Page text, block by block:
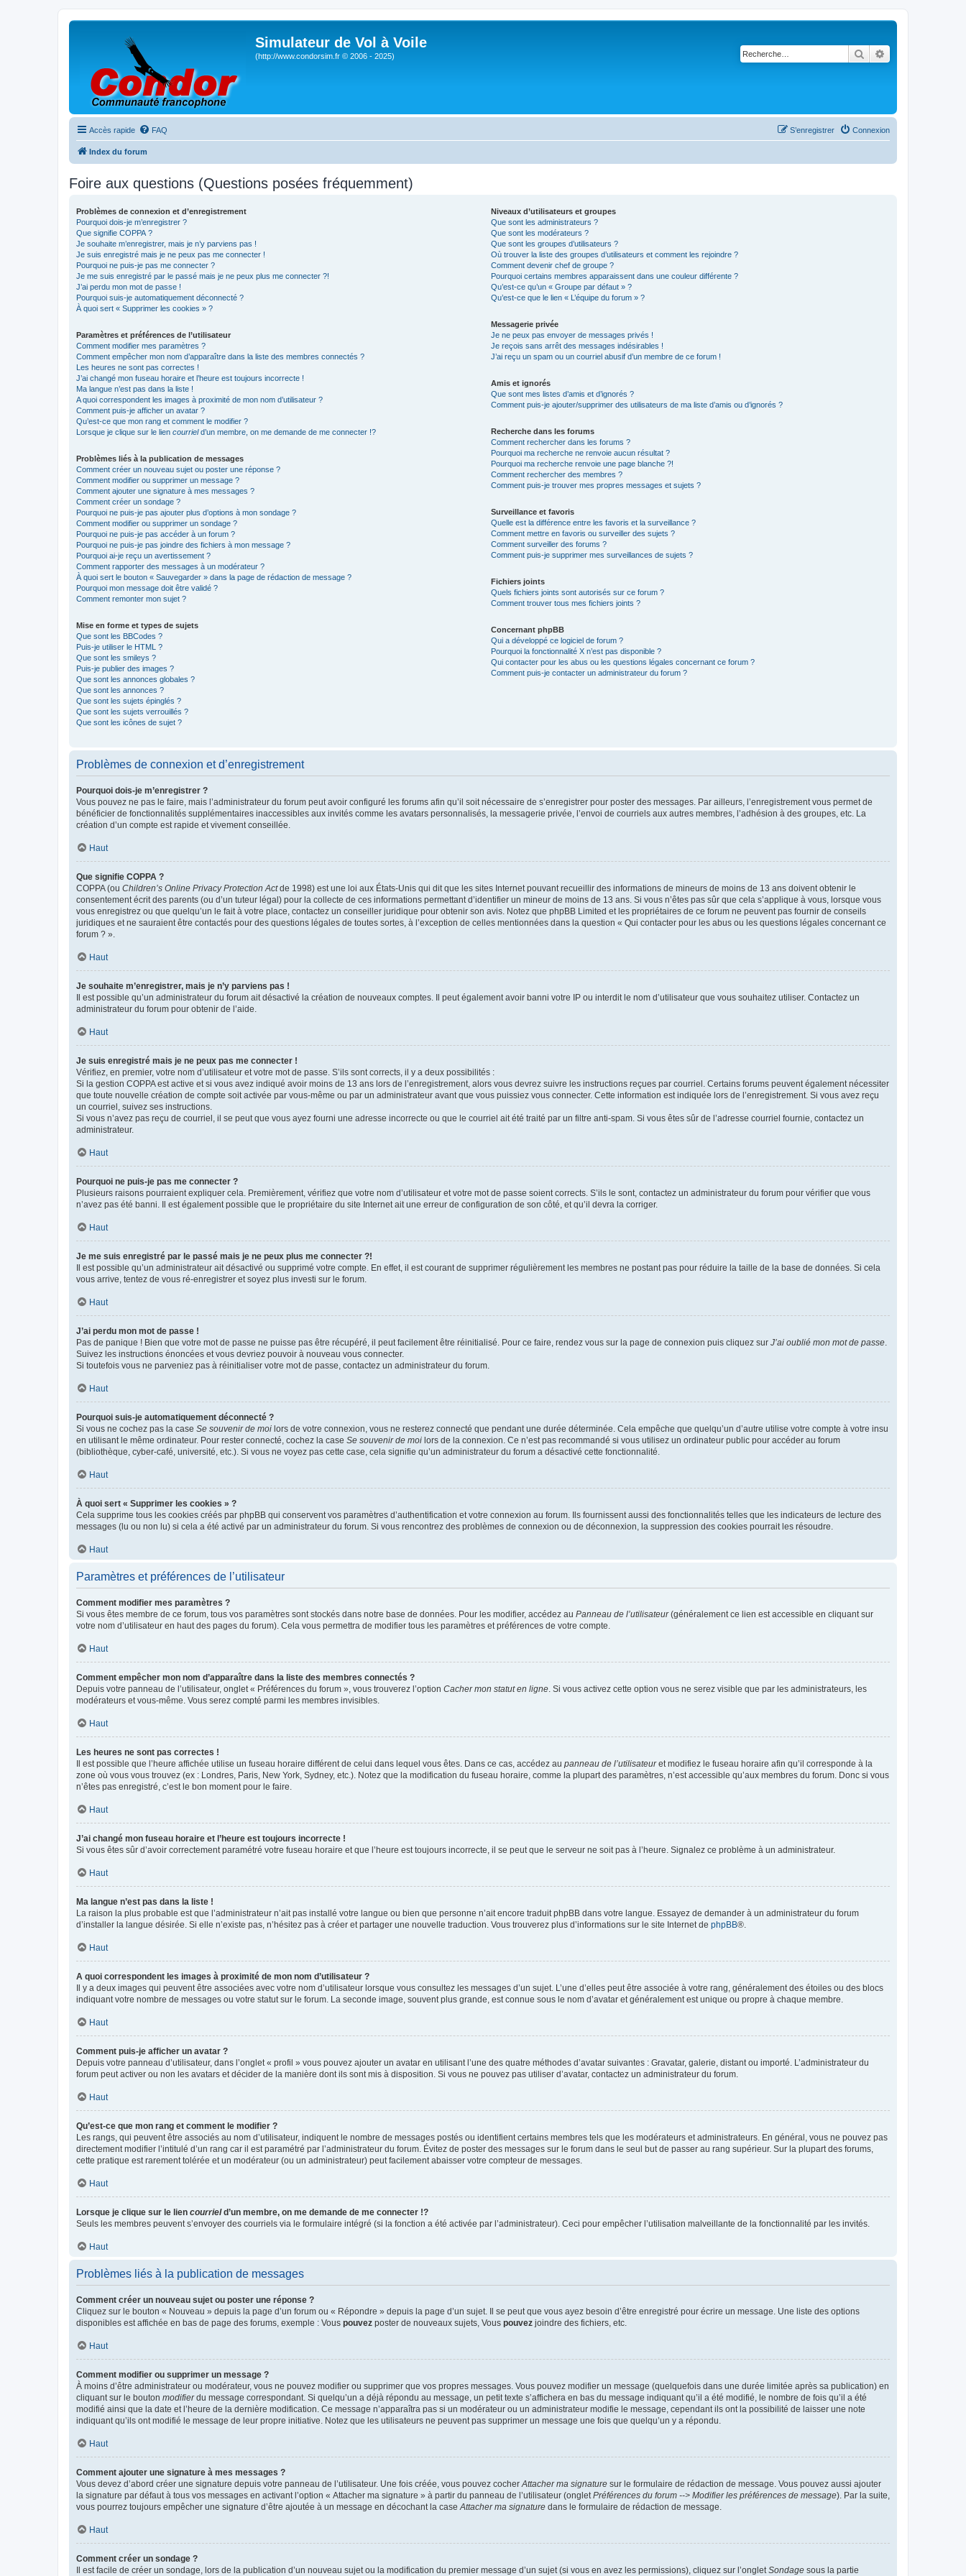
Simulateur de Vol à Voile
(http://www.condorsim.fr © 2006 - 2025) Rechercher
Accès rapide FAQ Connexion
S’enregistrer
Index du forum
Foire aux questions (Questions posées fréquemment)
Problèmes de connexion et d’enregistrement
Pourquoi dois-je m’enregistrer ?
Que signifie COPPA ?
Je souhaite m’enregistrer, mais je n’y parviens pas !
Je suis enregistré mais je ne peux pas me connecter !
Pourquoi ne puis-je pas me connecter ?
Je me suis enregistré par le passé mais je ne peux plus me connecter ?!
J’ai perdu mon mot de passe !
Pourquoi suis-je automatiquement déconnecté ?
À quoi sert « Supprimer les cookies » ?
Paramètres et préférences de l’utilisateur
Comment modifier mes paramètres ?
Comment empêcher mon nom d’apparaître dans la liste des membres connectés ?
Les heures ne sont pas correctes !
J’ai changé mon fuseau horaire et l’heure est toujours incorrecte !
Ma langue n’est pas dans la liste !
A quoi correspondent les images à proximité de mon nom d’utilisateur ?
Comment puis-je afficher un avatar ?
Qu’est-ce que mon rang et comment le modifier ?
Lorsque je clique sur le lien courrield’un membre, on me demande de me connecter !?
Problèmes liés à la publication de messages
Comment créer un nouveau sujet ou poster une réponse ?
Comment modifier ou supprimer un message ?
Comment ajouter une signature à mes messages ?
Comment créer un sondage ?
Pourquoi ne puis-je pas ajouter plus d’options à mon sondage ?
Comment modifier ou supprimer un sondage ?
Pourquoi ne puis-je pas accéder à un forum ?
Pourquoi ne puis-je pas joindre des fichiers à mon message ?
Pourquoi ai-je reçu un avertissement ?
Comment rapporter des messages à un modérateur ?
À quoi sert le bouton « Sauvegarder » dans la page de rédaction de message ?
Pourquoi mon message doit être validé ?
Comment remonter mon sujet ?
Mise en forme et types de sujets
Que sont les BBCodes ?
Puis-je utiliser le HTML ?
Que sont les smileys ?
Puis-je publier des images ?
Que sont les annonces globales ?
Que sont les annonces ?
Que sont les sujets épinglés ?
Que sont les sujets verrouillés ?
Que sont les icônes de sujet ?
Niveaux d’utilisateurs et groupes
Que sont les administrateurs ?
Que sont les modérateurs ?
Que sont les groupes d’utilisateurs ?
Où trouver la liste des groupes d’utilisateurs et comment les rejoindre ?
Comment devenir chef de groupe ?
Pourquoi certains membres apparaissent dans une couleur différente ?
Qu’est-ce qu’un « Groupe par défaut » ?
Qu’est-ce que le lien « L’équipe du forum » ?
Messagerie privée
Je ne peux pas envoyer de messages privés !
Je reçois sans arrêt des messages indésirables !
J’ai reçu un spam ou un courriel abusif d’un membre de ce forum !
Amis et ignorés
Que sont mes listes d’amis et d’ignorés ?
Comment puis-je ajouter/supprimer des utilisateurs de ma liste d’amis ou d’ignorés ?
Recherche dans les forums
Comment rechercher dans les forums ?
Pourquoi ma recherche ne renvoie aucun résultat ?
Pourquoi ma recherche renvoie une page blanche ?!
Comment rechercher des membres ?
Comment puis-je trouver mes propres messages et sujets ?
Surveillance et favoris
Quelle est la différence entre les favoris et la surveillance ?
Comment mettre en favoris ou surveiller des sujets ?
Comment surveiller des forums ?
Comment puis-je supprimer mes surveillances de sujets ?
Fichiers joints
Quels fichiers joints sont autorisés sur ce forum ?
Comment trouver tous mes fichiers joints ?
Concernant phpBB
Qui a développé ce logiciel de forum ?
Pourquoi la fonctionnalité X n’est pas disponible ?
Qui contacter pour les abus ou les questions légales concernant ce forum ?
Comment puis-je contacter un administrateur du forum ?
Problèmes de connexion et d’enregistrement
Pourquoi dois-je m’enregistrer ?
Vous pouvez ne pas le faire, mais l’administrateur du forum peut avoir configuré les forums afin qu’il soit nécessaire de s’enregistrer pour poster des messages. Par ailleurs, l’enregistrement vous permet de
bénéficier de fonctionnalités supplémentaires inaccessibles aux invités comme les avatars personnalisés, la messagerie privée, l’envoi de courriels aux autres membres, l’adhésion à des groupes, etc. La
création d’un compte est rapide et vivement conseillée.
Haut
Que signifie COPPA ?
COPPA (ou Children’s Online Privacy Protection Actde 1998) est une loi aux États-Unis qui dit que les sites Internet pouvant recueillir des informations de mineurs de moins de 13 ans doivent obtenir le
consentement écrit des parents (ou d’un tuteur légal) pour la collecte de ces informations permettant d’identifier un mineur de moins de 13 ans. Si vous n’êtes pas sûr que cela s’applique à vous, lorsque vous
vous enregistrez ou que quelqu’un le fait à votre place, contactez un conseiller juridique pour obtenir son avis. Notez que phpBB Limited et les propriétaires de ce forum ne peuvent pas fournir de conseils
juridiques et ne sauraient être contactés pour des questions légales de toutes sortes, à l’exception de celles mentionnées dans la question « Qui contacter pour les abus ou les questions légales concernant ce
forum ? ».
Haut
Je souhaite m’enregistrer, mais je n’y parviens pas !
Il est possible qu’un administrateur du forum ait désactivé la création de nouveaux comptes. Il peut également avoir banni votre IP ou interdit le nom d’utilisateur que vous souhaitez utiliser. Contactez un
administrateur du forum pour obtenir de l’aide.
Haut
Je suis enregistré mais je ne peux pas me connecter !
Vérifiez, en premier, votre nom d’utilisateur et votre mot de passe. S’ils sont corrects, il y a deux possibilités :
Si la gestion COPPA est active et si vous avez indiqué avoir moins de 13 ans lors de l’enregistrement, alors vous devrez suivre les instructions reçues par courriel. Certains forums peuvent également nécessiter
que toute nouvelle création de compte soit activée par vous-même ou par un administrateur avant que vous puissiez vous connecter. Cette information est indiquée lors de l’enregistrement. Si vous avez reçu
un courriel, suivez ses instructions.
Si vous n’avez pas reçu de courriel, il se peut que vous ayez fourni une adresse incorrecte ou que le courriel ait été traité par un filtre anti-spam. Si vous êtes sûr de l’adresse courriel fournie, contactez un
administrateur.
Haut
Pourquoi ne puis-je pas me connecter ?
Plusieurs raisons pourraient expliquer cela. Premièrement, vérifiez que votre nom d’utilisateur et votre mot de passe soient corrects. S’ils le sont, contactez un administrateur du forum pour vérifier que vous
n’avez pas été banni. Il est également possible que le propriétaire du site Internet ait une erreur de configuration de son côté, et qu’il devra la corriger.
Haut
Je me suis enregistré par le passé mais je ne peux plus me connecter ?!
Il est possible qu’un administrateur ait désactivé ou supprimé votre compte. En effet, il est courant de supprimer régulièrement les membres ne postant pas pour réduire la taille de la base de données. Si cela
vous arrive, tentez de vous ré-enregistrer et soyez plus investi sur le forum.
Haut
J’ai perdu mon mot de passe !
Pas de panique ! Bien que votre mot de passe ne puisse pas être récupéré, il peut facilement être réinitialisé. Pour ce faire, rendez vous sur la page de connexion puis cliquez sur J’ai oublié mon mot de passe.
Suivez les instructions énoncées et vous devriez pouvoir à nouveau vous connecter.
Si toutefois vous ne parveniez pas à réinitialiser votre mot de passe, contactez un administrateur du forum.
Haut
Pourquoi suis-je automatiquement déconnecté ?
Si vous ne cochez pas la case Se souvenir de moi lors de votre connexion, vous ne resterez connecté que pendant une durée déterminée. Cela empêche que quelqu’un d’autre utilise votre compte à votre insu
en utilisant le même ordinateur. Pour rester connecté, cochez la case Se souvenir de moi lors de la connexion. Ce n’est pas recommandé si vous utilisez un ordinateur public pour accéder au forum
(bibliothèque, cyber-café, université, etc.). Si vous ne voyez pas cette case, cela signifie qu’un administrateur du forum a désactivé cette fonctionnalité.
Haut
À quoi sert « Supprimer les cookies » ?
Cela supprime tous les cookies créés par phpBB qui conservent vos paramètres d’authentification et votre connexion au forum. Ils fournissent aussi des fonctionnalités telles que les indicateurs de lecture des
messages (lu ou non lu) si cela a été activé par un administrateur du forum. Si vous rencontrez des problèmes de connexion ou de déconnexion, la suppression des cookies pourrait les résoudre.
Haut
Paramètres et préférences de l’utilisateur
Comment modifier mes paramètres ?
Si vous êtes membre de ce forum, tous vos paramètres sont stockés dans notre base de données. Pour les modifier, accédez au Panneau de l’utilisateur(généralement ce lien est accessible en cliquant sur
votre nom d’utilisateur en haut des pages du forum). Cela vous permettra de modifier tous les paramètres et préférences de votre compte.
Haut
Comment empêcher mon nom d’apparaître dans la liste des membres connectés ?
Depuis votre panneau de l’utilisateur, onglet « Préférences du forum », vous trouverez l’option Cacher mon statut en ligne. Si vous activez cette option vous ne serez visible que par les administrateurs, les
modérateurs et vous-même. Vous serez compté parmi les membres invisibles.
Haut
Les heures ne sont pas correctes !
Il est possible que l’heure affichée utilise un fuseau horaire différent de celui dans lequel vous êtes. Dans ce cas, accédez au panneau de l’utilisateuret modifiez le fuseau horaire afin qu’il corresponde à la
zone où vous vous trouvez (ex : Londres, Paris, New York, Sydney, etc.). Notez que la modification du fuseau horaire, comme la plupart des paramètres, n’est accessible qu’aux membres du forum. Donc si vous
n’êtes pas enregistré, c’est le bon moment pour le faire.
Haut
J’ai changé mon fuseau horaire et l’heure est toujours incorrecte !
Si vous êtes sûr d’avoir correctement paramétré votre fuseau horaire et que l’heure est toujours incorrecte, il se peut que le serveur ne soit pas à l’heure. Signalez ce problème à un administrateur.
Haut
Ma langue n’est pas dans la liste !
La raison la plus probable est que l’administrateur n’ait pas installé votre langue ou bien que personne n’ait encore traduit phpBB dans votre langue. Essayez de demander à un administrateur du forum
d’installer la langue désirée. Si elle n’existe pas, n’hésitez pas à créer et partager une nouvelle traduction. Vous trouverez plus d’informations sur le site Internet de phpBB®.
Haut
A quoi correspondent les images à proximité de mon nom d’utilisateur ?
Il y a deux images qui peuvent être associées avec votre nom d’utilisateur lorsque vous consultez les messages d’un sujet. L’une d’elles peut être associée à votre rang, généralement des étoiles ou des blocs
indiquant votre nombre de messages ou votre statut sur le forum. La seconde image, souvent plus grande, est connue sous le nom d’avatar et généralement est unique ou propre à chaque membre.
Haut
Comment puis-je afficher un avatar ?
Depuis votre panneau d’utilisateur, dans l’onglet « profil » vous pouvez ajouter un avatar en utilisant l’une des quatre méthodes d’avatar suivantes : Gravatar, galerie, distant ou importé. L’administrateur du
forum peut activer ou non les avatars et décider de la manière dont ils sont mis à disposition. Si vous ne pouvez pas utiliser d’avatar, contactez un administrateur du forum.
Haut
Qu’est-ce que mon rang et comment le modifier ?
Les rangs, qui peuvent être associés au nom d’utilisateur, indiquent le nombre de messages postés ou identifient certains membres tels que les modérateurs et administrateurs. En général, vous ne pouvez pas
directement modifier l’intitulé d’un rang car il est paramétré par l’administrateur du forum. Évitez de poster des messages sur le forum dans le seul but de passer au rang supérieur. Sur la plupart des forums,
cette pratique est rarement tolérée et un modérateur (ou un administrateur) peut facilement abaisser votre compteur de messages.
Haut
Lorsque je clique sur le lien courrield’un membre, on me demande de me connecter !?
Seuls les membres peuvent s’envoyer des courriels via le formulaire intégré (si la fonction a été activée par l’administrateur). Ceci pour empêcher l’utilisation malveillante de la fonctionnalité par les invités.
Haut
Problèmes liés à la publication de messages
Comment créer un nouveau sujet ou poster une réponse ?
Cliquez sur le bouton « Nouveau » depuis la page d’un forum ou « Répondre » depuis la page d’un sujet. Il se peut que vous ayez besoin d’être enregistré pour écrire un message. Une liste des options
disponibles est affichée en bas de page des forums, exemple : Vous pouvez poster de nouveaux sujets, Vous pouvez joindre des fichiers, etc.
Haut
Comment modifier ou supprimer un message ?
À moins d’être administrateur ou modérateur, vous ne pouvez modifier ou supprimer que vos propres messages. Vous pouvez modifier un message (quelquefois dans une durée limitée après sa publication) en
cliquant sur le bouton modifierdu message correspondant. Si quelqu’un a déjà répondu au message, un petit texte s’affichera en bas du message indiquant qu’il a été modifié, le nombre de fois qu’il a été
modifié ainsi que la date et l’heure de la dernière modification. Ce message n’apparaîtra pas si un modérateur ou un administrateur modifie le message, cependant ils ont la possibilité de laisser une note
indiquant qu’ils ont modifié le message de leur propre initiative. Notez que les utilisateurs ne peuvent pas supprimer un message une fois que quelqu’un y a répondu.
Haut
Comment ajouter une signature à mes messages ?
Vous devez d’abord créer une signature depuis votre panneau de l’utilisateur. Une fois créée, vous pouvez cocherAttacher ma signature sur le formulaire de rédaction de message. Vous pouvez aussi ajouter
la signature par défaut à tous vos messages en activant l’option « Attacher ma signature » à partir du panneau de l’utilisateur (ongletPréférences du forum --> Modifier les préférences de message). Par la suite,
vous pourrez toujours empêcher une signature d’être ajoutée à un message en décochant la caseAttacher ma signature dans le formulaire de rédaction de message.
Haut
Comment créer un sondage ?
Il est facile de créer un sondage, lors de la publication d’un nouveau sujet ou la modification du premier message d’un sujet (si vous en avez les permissions), cliquez sur l’ongletSondage sous la partie